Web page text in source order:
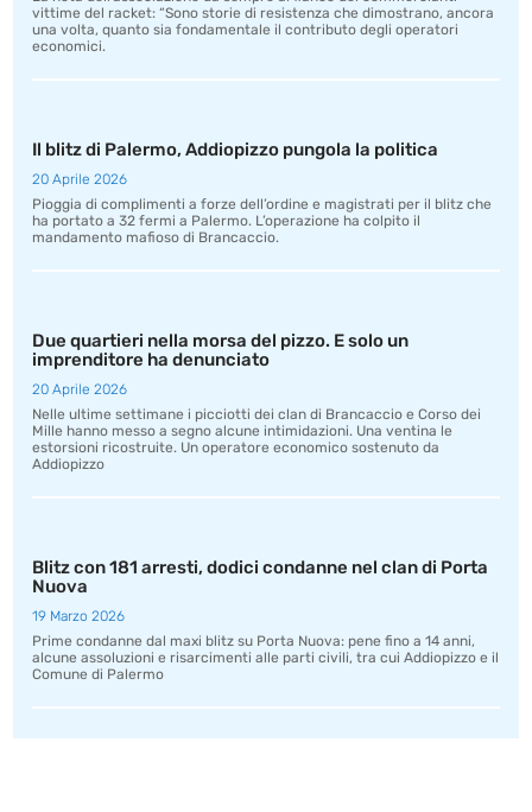
vittime del racket: “Sono storie di resistenza che dimostrano, ancora
una volta, quanto sia fondamentale il contributo degli operatori
economici.
Il blitz di Palermo, Addiopizzo pungola la politica
20 Aprile 2026
Pioggia di complimenti a forze dell’ordine e magistrati per il blitz che
ha portato a 32 fermi a Palermo. L’operazione ha colpito il
mandamento mafioso di Brancaccio.
Due quartieri nella morsa del pizzo. E solo un
imprenditore ha denunciato
20 Aprile 2026
Nelle ultime settimane i picciotti dei clan di Brancaccio e Corso dei
Mille hanno messo a segno alcune intimidazioni. Una ventina le
estorsioni ricostruite. Un operatore economico sostenuto da
Addiopizzo
Blitz con 181 arresti, dodici condanne nel clan di Porta
Nuova
19 Marzo 2026
Prime condanne dal maxi blitz su Porta Nuova: pene fino a 14 anni,
alcune assoluzioni e risarcimenti alle parti civili, tra cui Addiopizzo e il
Comune di Palermo